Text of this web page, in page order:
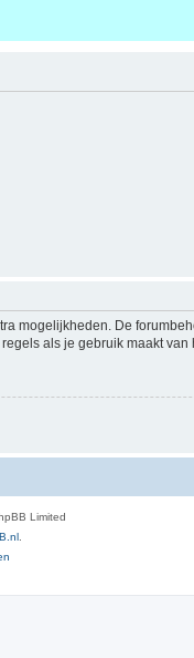
mogelijkheden. De
als je gebruik maakt van
Limited
.